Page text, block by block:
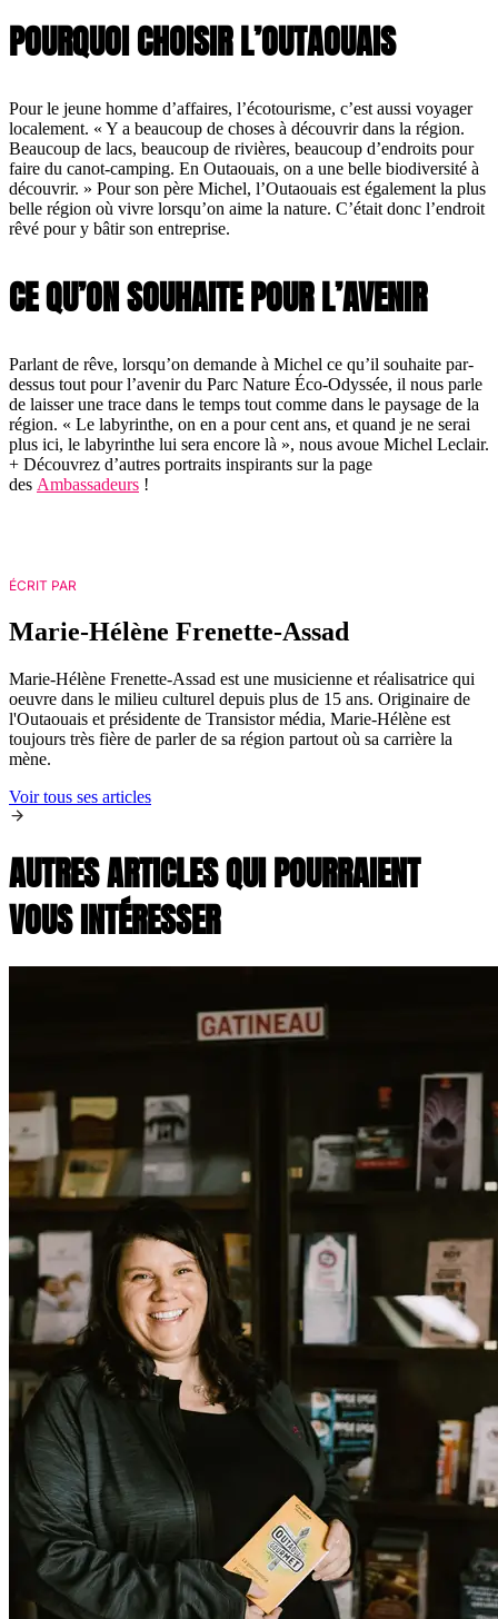
POURQUOI CHOISIR L’OUTAOUAIS
Pour le jeune homme d’affaires, l’écotourisme, c’est aussi voyager
localement. « Y a beaucoup de choses à découvrir dans la région.
Beaucoup de lacs, beaucoup de rivières, beaucoup d’endroits pour
faire du canot-camping. En Outaouais, on a une belle biodiversité à
découvrir. » Pour son père Michel, l’Outaouais est également la plus
belle région où vivre lorsqu’on aime la nature. C’était donc l’endroit
rêvé pour y bâtir son entreprise.
CE QU’ON SOUHAITE POUR L’AVENIR
Parlant de rêve, lorsqu’on demande à Michel ce qu’il souhaite par-
dessus tout pour l’avenir du Parc Nature Éco-Odyssée, il nous parle
de laisser une trace dans le temps tout comme dans le paysage de la
région. « Le labyrinthe, on en a pour cent ans, et quand je ne serai
plus ici, le labyrinthe lui sera encore là », nous avoue Michel Leclair.
+ Découvrez d’autres portraits inspirants sur la page
des Ambassadeurs !
ÉCRIT PAR
Marie-Hélène Frenette-Assad
Marie-Hélène Frenette-Assad est une musicienne et réalisatrice qui
oeuvre dans le milieu culturel depuis plus de 15 ans. Originaire de
l'Outaouais et présidente de Transistor média, Marie-Hélène est
toujours très fière de parler de sa région partout où sa carrière la
mène.
Voir tous ses articles
AUTRES ARTICLES QUI POURRAIENT
VOUS INTÉRESSER